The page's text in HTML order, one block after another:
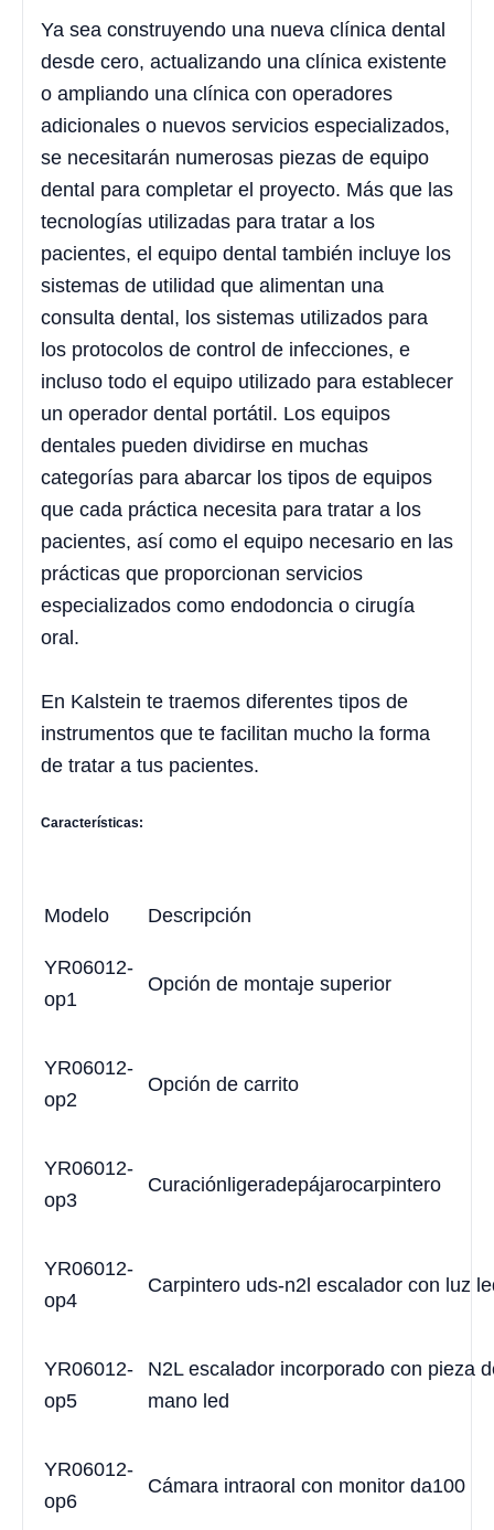
Ya sea construyendo una nueva clínica dental
desde cero, actualizando una clínica existente
o ampliando una clínica con operadores
adicionales o nuevos servicios especializados,
se necesitarán numerosas piezas de equipo
dental para completar el proyecto. Más que las
tecnologías utilizadas para tratar a los
pacientes, el equipo dental también incluye los
sistemas de utilidad que alimentan una
consulta dental, los sistemas utilizados para
los protocolos de control de infecciones, e
incluso todo el equipo utilizado para establecer
un operador dental portátil. Los equipos
dentales pueden dividirse en muchas
categorías para abarcar los tipos de equipos
que cada práctica necesita para tratar a los
pacientes, así como el equipo necesario en las
prácticas que proporcionan servicios
especializados como endodoncia o cirugía
oral.
En Kalstein te traemos diferentes tipos de
instrumentos que te facilitan mucho la forma
de tratar a tus pacientes.
Características:
Modelo Descripción
YR06012-
op1
Opción de montaje superior
YR06012-
op2
Opción de carrito
YR06012-
op3
Curación ligeradepájarocarpintero
YR06012-
op4
Carpintero uds-n2l escalador con luz
YR06012-
op5
N2L escalador incorporado con pieza
mano led
YR06012-
op6
Cámara intraoral con monitor da100